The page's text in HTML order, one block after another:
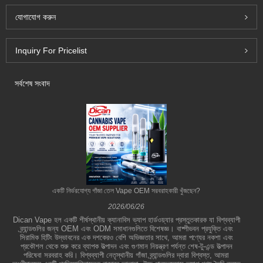
যোগাযোগ করুন
Inquiry For Pricelist
সর্বশেষ সংবাদ
একটি নির্ভরযোগ্য গাঁজা তেল Vape OEM সরবরাহকারী খুঁজছেন?
2026/06/26
Dican Vape হল একটি শীর্ষস্থানীয় ক্যানাবিস ভ্যাপ হার্ডওয়্যার প্রস্তুতকারক যা বিশ্বব্যাপী
ব্র্যান্ডগুলির জন্য OEM এবং ODM সমাধানগুলিতে বিশেষজ্ঞ। বাষ্পীভবন প্রযুক্তি এবং
সিরামিক হিটিং উদ্ভাবনের এক দশকেরও বেশি অভিজ্ঞতার সাথে, আমরা পণ্যের নকশা এবং
প্রকৌশল থেকে শুরু করে ব্যাপক উত্পাদন এবং গুণমান নিয়ন্ত্রণ পর্যন্ত শেষ-টু-এন্ড উত্পাদন
পরিষেবা সরবরাহ করি। বিশ্বব্যাপী নেতৃস্থানীয় গাঁজা ব্র্যান্ডগুলির দ্বারা বিশ্বস্ত, আমরা